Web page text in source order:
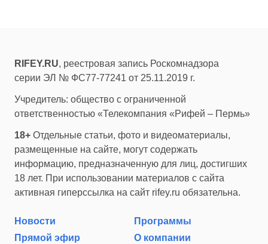
RIFEY.RU, реестровая запись Роскомнадзора
серии ЭЛ № ФС77-77241 от 25.11.2019 г.
Учредитель: общество с ограниченной
ответственностью «Телекомпания «Рифей – Пермь»
18+ Отдельные статьи, фото и видеоматериалы,
размещенные на сайте, могут содержать
информацию, предназначенную для лиц, достигших
18 лет. При использовании материалов с сайта
активная гиперссылка на сайт rifey.ru обязательна.
Новости
Программы
Прямой эфир
О компании